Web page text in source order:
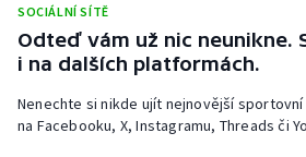
Rychlostní kanoistika
Short track
Sportovní střelba
SOCIÁLNÍ SÍTĚ
Odteď vám už nic neunikne.
i na dalších platformách.
Nenechte si nikde ujít nejnovější
na Facebooku, X, Instagramu, Threads či